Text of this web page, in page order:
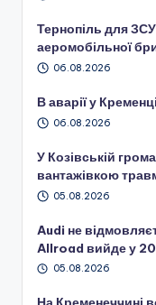
Тернопіль для
аеромобільної
06.08.2026
В аварії у
06.08.2026
У Козівській
вантажівкою
05.08.2026
Audi не
Allroad вийде у
05.08.2026